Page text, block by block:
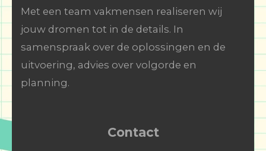
Met een team vakmensen realiseren wij
jouw dromen tot in de details. In
samenspraak over de oplossingen en de
uitvoering, advies over volgorde en
planning.
Contact